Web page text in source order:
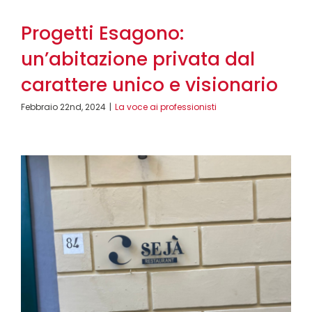
Progetti Esagono:
un’abitazione privata dal
carattere unico e visionario
Febbraio 22nd, 2024 | La voce ai professionisti